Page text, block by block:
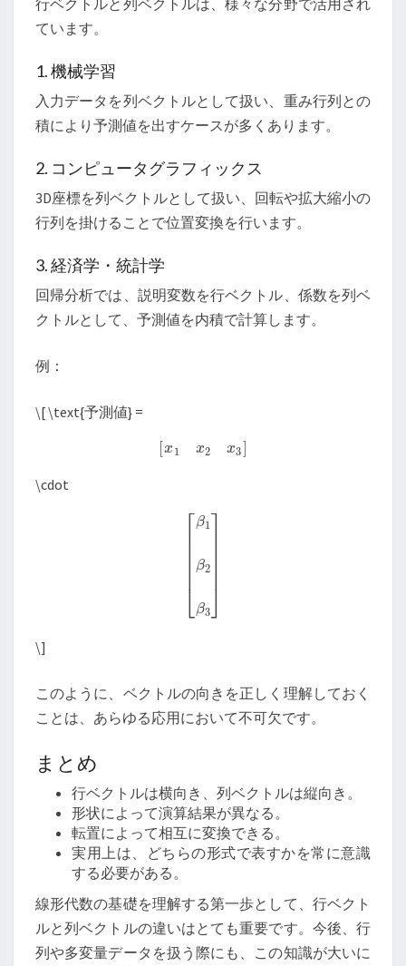
行ベクトルと列ベクトルは、様々な分野で活用され
ています。
1. 機械学習
入力データを列ベクトルとして扱い、重み行列との
積により予測値を出すケースが多くあります。
2. コンピュータグラフィックス
3D座標を列ベクトルとして扱い、回転や拡大縮小の
行列を掛けることで位置変換を行います。
3. 経済学・統計学
回帰分析では、説明変数を行ベクトル、係数を列ベ
クトルとして、予測値を内積で計算します。
例：
\[ \text{予測値} =
x2 ]
\cdot
1β2β
\]
このように、ベクトルの向きを正しく理解しておく
ことは、あらゆる応用において不可欠です。
まとめ
行ベクトルは横向き、列ベクトルは縦向き。
形状によって演算結果が異なる。
転置によって相互に変換できる。
実用上は、どちらの形式で表すかを常に意識
する必要がある。
線形代数の基礎を理解する第一歩として、行ベクト
ルと列ベクトルの違いはとても重要です。今後、行
列や多変量データを扱う際にも、この知識が大いに